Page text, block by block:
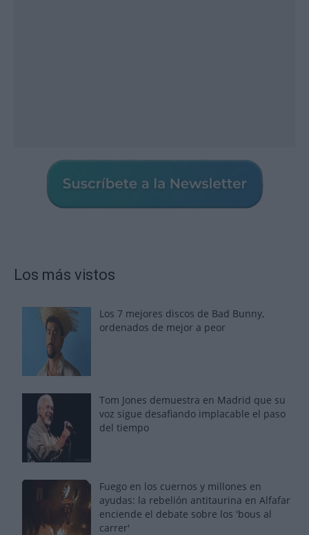
Los más vistos
Los 7 mejores discos de Bad Bunny,
ordenados de mejor a peor
Tom Jones demuestra en Madrid que su
voz sigue desafiando implacable el paso
del tiempo
Fuego en los cuernos y millones en
ayudas: la rebelión antitaurina en Alfafar
enciende el debate sobre los 'bous al
carrer'